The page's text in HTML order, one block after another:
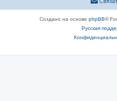
Создано на основе phpBB®
Русская